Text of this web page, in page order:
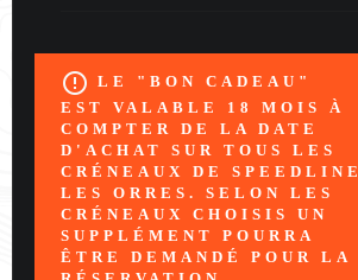
error_outline LE "BON CADEAU"
EST VALABLE 18 MOIS À
COMPTER DE LA DATE
D'ACHAT SUR TOUS LES
CRÉNEAUX DE SPEEDLINE
LES ORRES. SELON LES
CRÉNEAUX CHOISIS UN
SUPPLÉMENT POURRA
ÊTRE DEMANDÉ POUR LA